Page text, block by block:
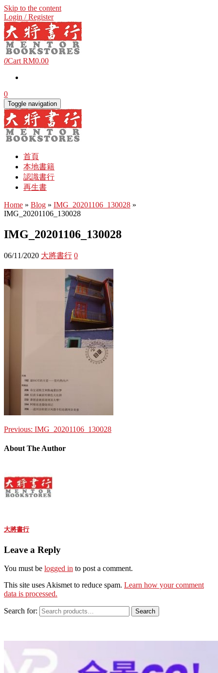
Skip to the content
Login / Register
0Cart RM0.00
0
Toggle navigation
首頁
本地書籍
認識書行
再生書
Home » Blog » IMG_20201106_130028 »
IMG_20201106_130028
IMG_20201106_130028
06/11/2020 大將書行 0
Previous: IMG_20201106_130028
About The Author
大將書行
Leave a Reply
You must be logged in to post a comment.
This site uses Akismet to reduce spam. Learn how your comment
data is processed.
Search for: Search